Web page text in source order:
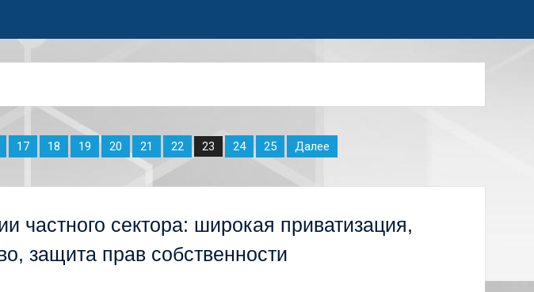
17 18 19 20 21 22 23 24 25 Далее
частного сектора: широкая приватизация,
защита прав собственности